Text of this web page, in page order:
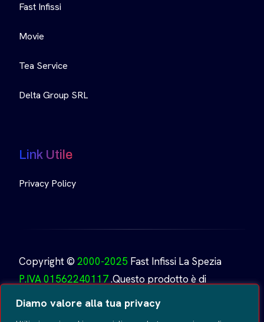
Diamo valore alla tua privacy
Fast Infissi
Movie
Tea Service
Delta Group SRL
Link Utile
Privacy Policy
Copyright © 2000-2025 Fast Infissi La Spezia
P.IVA 01562240117.Questo prodotto è di
proprietà di
Fast Infissi. Creato da